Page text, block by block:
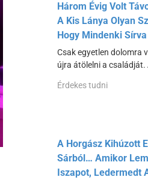
Három Évig Volt
A Kis Lánya Olyan
Hogy Mindenki
Csak egyetlen dolomra
újra átölelni a
Érdekes tudni
A Horgász Kihúzott
Sárból… Amikor
Iszapot, Ledermedt